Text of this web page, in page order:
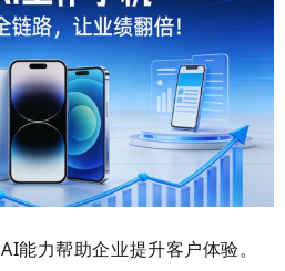
AI能力帮助企业提升客户体验。